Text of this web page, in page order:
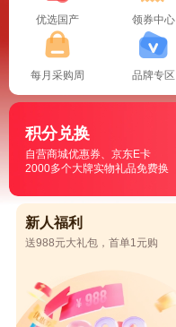
优选国产 领券中心
每月采购周 品牌专区
积分兑换
自营商城优惠券、京东E卡
2000多个大牌实物礼品免费换
新人福利
送988元大礼包，首单1元购